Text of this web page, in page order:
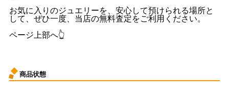
お気に入りのジュエリーを、安心して預けられる場所と
して、ぜひ一度、当店の無料査定をご利用ください。
ページ上部へ👆
商品状態